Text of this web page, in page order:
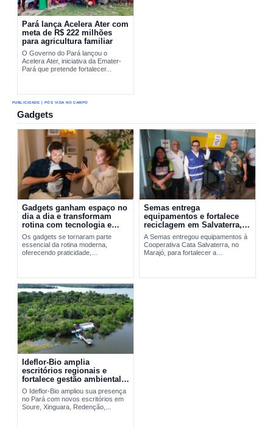
Pará lança Acelera Ater com
meta de R$ 222 milhões
para agricultura familiar
O Governo do Pará lançou o
Acelera Ater, iniciativa da Emater-
Pará que pretende fortalecer...
PUBLICIDADE | PÓS VIDA NO CAMPO
Gadgets
Gadgets ganham espaço no
dia a dia e transformam
rotina com tecnologia e
praticidade
Os gadgets se tornaram parte
essencial da rotina moderna,
oferecendo praticidade,
dispositivos vai do Walkman aos
smartphones...
Semas entrega
equipamentos e fortalece
reciclagem em Salvaterra,
no Marajó
A Semas entregou equipamentos à
Cooperativa Cata Salvaterra, no
Marajó, para fortalecer a
Ideflor-Bio amplia
escritórios regionais e
fortalece gestão ambiental
no Pará
O Ideflor-Bio ampliou sua presença
no Pará com novos escritórios em
Soure, Xinguara, Redenção,...